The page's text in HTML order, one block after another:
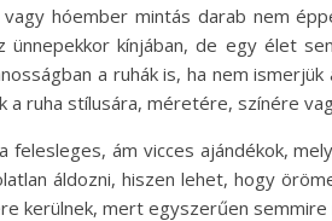
hóember mintás darab nem
kínjában, de egy élet
a ruhák is, ha nem
a ruha stílusára, méretére, színére
felesleges, ám vicces ajándékok,
áldozni, hiszen lehet, hogy
kerülnek, mert egyszerűen semmire